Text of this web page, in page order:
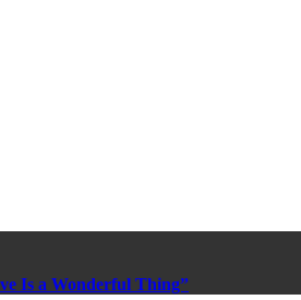
Is a Wonderful Thing”